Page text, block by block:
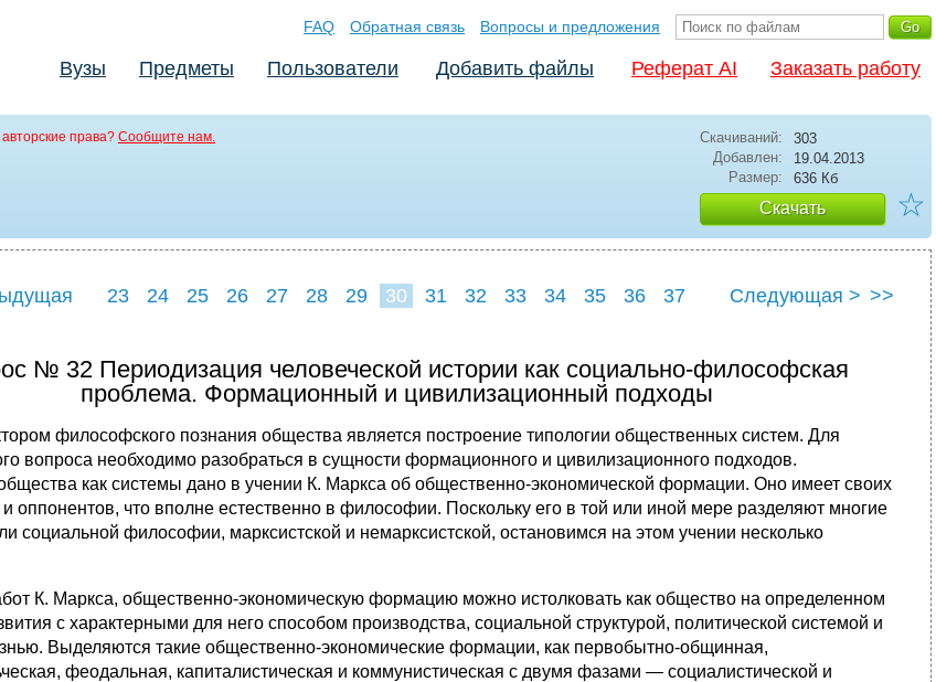
FAQ Обратная связь Вопросы и предложения
Вузы Предметы Пользователи Добавить файлы Реферат AI Заказать работу
права? Сообщите нам. Скачиваний:
303
Добавлен:
19.04.2013
Размер:
636 Кб
Скачать ☆
23 24 25 26 27 28 29 30 31 32 33 34 35 36
37
Следующая > >>
№ 32 Периодизация человеческой истории как социально-философская
проблема. Формационный и цивилизационный подходы
философского познания общества является построение типологии общественных систем. Для
вопроса необходимо разобраться в сущности формационного и цивилизационного подходов.
как системы дано в учении К. Маркса об общественно-экономической формации. Оно имеет своих
и оппонентов, что вполне естественно в философии. Поскольку его в той или иной мере разделяют многие
социальной философии, марксистской и немарксистской, остановимся на этом учении несколько
К. Маркса, общественно-экономическую формацию можно истолковать как общество на определенном
с характерными для него способом производства, социальной структурой, политической системой и
Выделяются такие общественно-экономические формации, как первобытно-общинная,
феодальная, капиталистическая и коммунистическая с двумя фазами — социалистической и